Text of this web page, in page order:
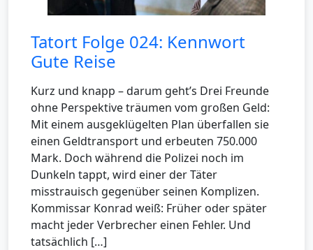
Tatort Folge 024: Kennwort
Gute Reise
Kurz und knapp – darum geht’s Drei Freunde
ohne Perspektive träumen vom großen Geld:
Mit einem ausgeklügelten Plan überfallen sie
einen Geldtransport und erbeuten 750.000
Mark. Doch während die Polizei noch im
Dunkeln tappt, wird einer der Täter
misstrauisch gegenüber seinen Komplizen.
Kommissar Konrad weiß: Früher oder später
macht jeder Verbrecher einen Fehler. Und
tatsächlich […]